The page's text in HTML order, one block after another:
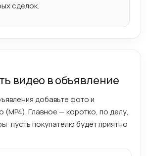
сделок.
видео в объявление
добавьте фото и
(MP4). Главное — коротко, по делу,
пусть покупателю будет приятно